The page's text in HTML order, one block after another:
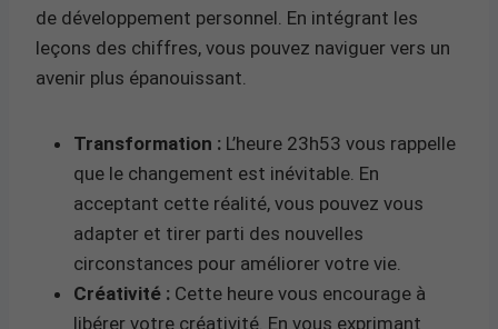
de développement personnel. En intégrant les
leçons des chiffres, vous pouvez naviguer vers un
avenir plus épanouissant.
Transformation : L’heure 23h53 vous rappelle
que le changement est inévitable. En
acceptant cette réalité, vous pouvez vous
adapter et tirer parti des nouvelles
circonstances pour améliorer votre vie.
Créativité : Cette heure vous encourage à
libérer votre créativité. En vous exprimant